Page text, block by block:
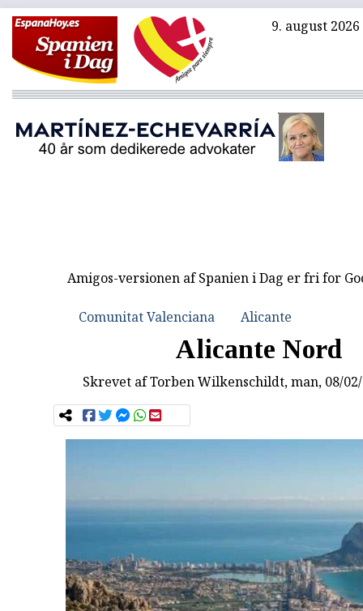
9. august 2026
Amigos-versionen af Spanien i Dag er fri for
Comunitat Valenciana Alicante
Alicante Nord
Skrevet afTorben Wilkenschildt, man, 08/